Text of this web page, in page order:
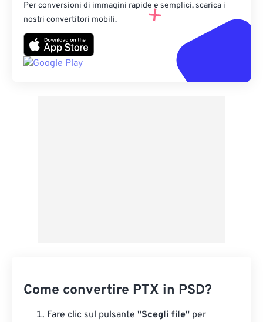
Per conversioni di immagini rapide e semplici, scarica i
nostri convertitori mobili.
Come convertire PTX in PSD?
Fare clic sul pulsante "Scegli file" per